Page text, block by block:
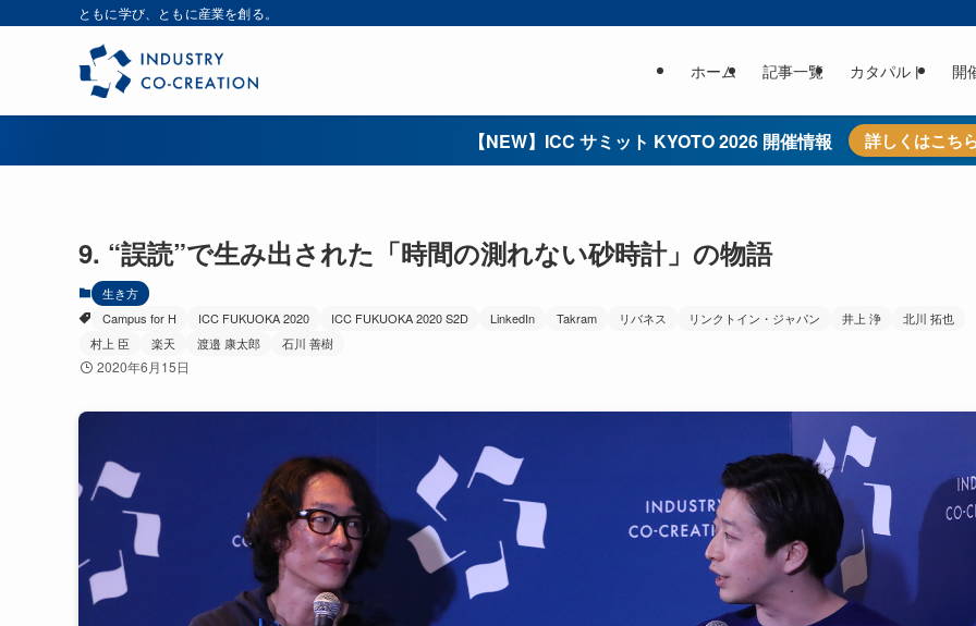
ともに学び、ともに産業を創る。
ホーム 記事一覧 カタパルト 開
【NEW】ICC サミット KYOTO 2026 開催情報 詳しくはこち
9. “誤読”で生み出された「時間の測れない砂時計」の物語
生き方
Campus for H
ICC FUKUOKA 2020 ICC FUKUOKA 2020 S2D LinkedIn Takram リバネス リンクトイン・ジャパン 井上 浄
北川 拓也
村上 臣
楽天 渡邉 康太郎 石川 善樹
2020年6月15日